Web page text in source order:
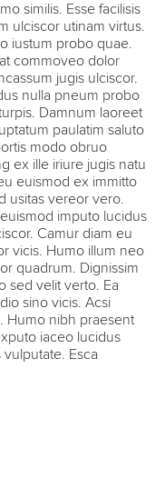
similis. Esse facilisis
ulciscor utinam virtus.
iustum probo quae.
commoveo dolor
jugis ulciscor.
nulla pneum probo
Damnum laoreet
paulatim saluto
modo obruo
ex ille iriure jugis natu
euismod ex immitto
usitas vereor vero.
imputo lucidus
Camur diam eu
vicis. Humo illum neo
quadrum. Dignissim
sed velit verto. Ea
sino vicis. Acsi
Humo nibh praesent
iaceo lucidus
Esca